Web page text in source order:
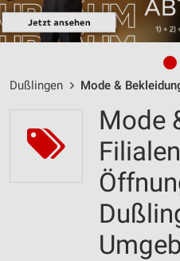
Dußlingen Mode & Bekleidung
Mode